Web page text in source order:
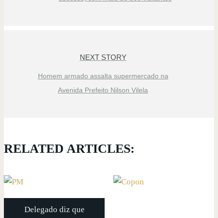
NEXT STORY
Homem armado assalta supermercado na
Avenida Prefeito Nilson Vilela
RELATED ARTICLES:
Delegado diz que